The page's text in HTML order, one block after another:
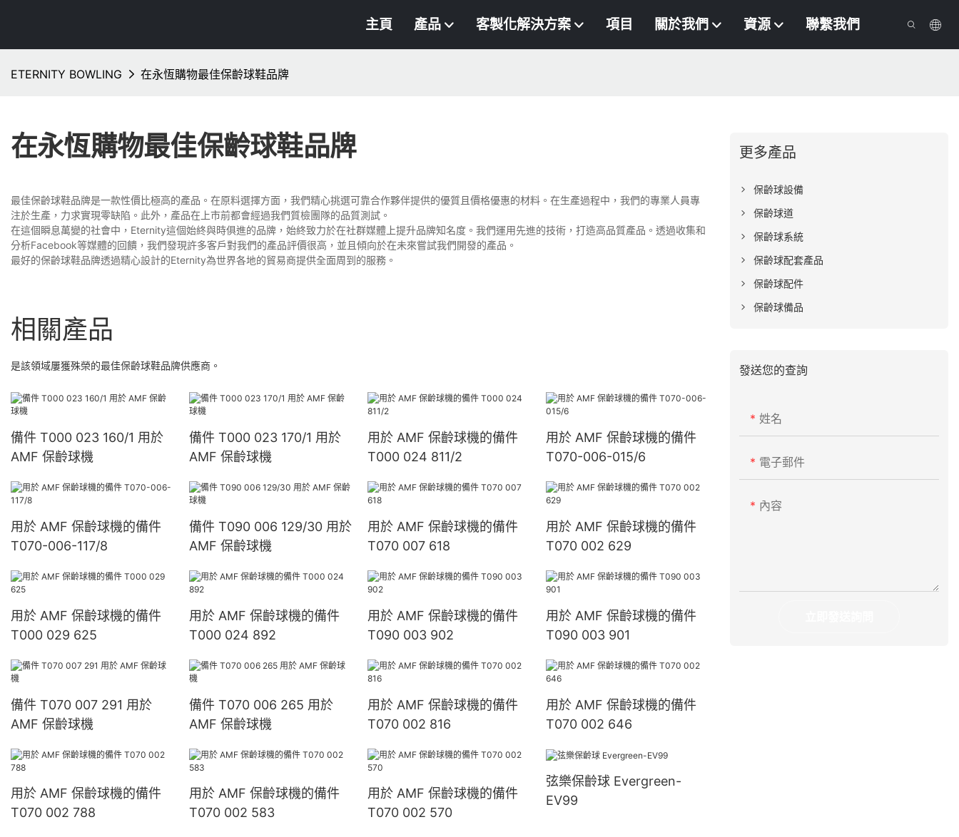
主頁 產品 客製化解決方案 項目 關於我們 資源 聯繫我們
ETERNITY BOWLING 在永恆購物最佳保齡球鞋品牌
在永恆購物最佳保齡球鞋品牌
最佳保齡球鞋品牌是一款性價比極高的產品。在原料選擇方面，我們精心挑選可靠合作夥伴提供的優質且價格優惠的材料。在生產過程中，我們的專業人員專
注於生產，力求實現零缺陷。此外，產品在上市前都會經過我們質檢團隊的品質測試。
在這個瞬息萬變的社會中，Eternity這個始終與時俱進的品牌，始終致力於在社群媒體上提升品牌知名度。我們運用先進的技術，打造高品質產品。透過收集和
分析Facebook等媒體的回饋，我們發現許多客戶對我們的產品評價很高，並且傾向於在未來嘗試我們開發的產品。
最好的保齡球鞋品牌透過精心設計的Eternity為世界各地的貿易商提供全面周到的服務。
相關產品
是該領域屢獲殊榮的最佳保齡球鞋品牌供應商。
備件 T000 023 160/1 用於
AMF 保齡球機
備件 T000 023 170/1 用於
AMF 保齡球機
用於 AMF 保齡球機的備件
T000 024 811/2
用於 AMF 保齡球機的備件
T070-006-015/6
用於 AMF 保齡球機的備件
T070-006-117/8
備件 T090 006 129/30 用於
AMF 保齡球機
用於 AMF 保齡球機的備件
T070 007 618
用於 AMF 保齡球機的備件
T070 002 629
用於 AMF 保齡球機的備件
T000 029 625
用於 AMF 保齡球機的備件
T000 024 892
用於 AMF 保齡球機的備件
T090 003 902
用於 AMF 保齡球機的備件
T090 003 901
備件 T070 007 291 用於
AMF 保齡球機
備件 T070 006 265 用於
AMF 保齡球機
用於 AMF 保齡球機的備件
T070 002 816
用於 AMF 保齡球機的備件
T070 002 646
用於 AMF 保齡球機的備件
T070 002 788
用於 AMF 保齡球機的備件
T070 002 583
用於 AMF 保齡球機的備件
T070 002 570
弦樂保齡球 Evergreen-
EV99
更多產品
保齡球設備
保齡球道
保齡球系統
保齡球配套產品
保齡球配件
保齡球備品
發送您的查詢
姓名
電子郵件
內容